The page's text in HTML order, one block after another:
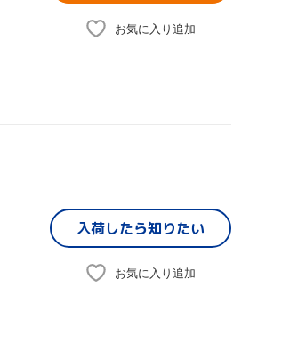
お気に入り追加
入荷したら知りたい
お気に入り追加